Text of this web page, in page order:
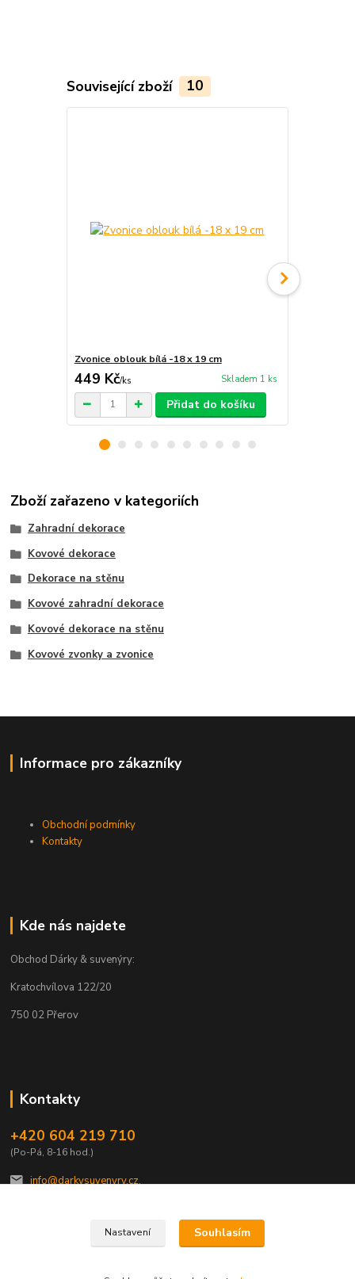
Související zboží 10
Zvonice oblouk bílá -18 x 19 cm
449 Kč/ks Skladem 1 ks
Přidat do košíku
Zboží zařazeno v kategoriích
Zahradní dekorace
Kovové dekorace
Dekorace na stěnu
Kovové zahradní dekorace
Kovové dekorace na stěnu
Kovové zvonky a zvonice
Informace pro zákazníky
Obchodní podmínky
Kontakty
Kde nás najdete
Obchod Dárky & suvenýry:
Kratochvílova 122/20
750 02 Přerov
Kontakty
+420 604 219 710
(Po-Pá, 8-16 hod.)
info@darkysuvenyry.cz.
Nastavení Souhlasím